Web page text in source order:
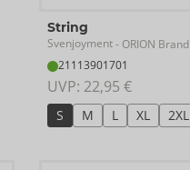
String
Svenjoyment- ORION Brand
21113901701
UVP: 22,95 €
S M L XL 2XL